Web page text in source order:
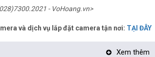
- VoHoang.vn>
và dịch vụ lắp đặt camera tận nơi: TẠI ĐÂY
Xem thêm